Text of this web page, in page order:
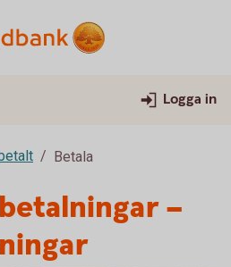
Logga in
Betala
–